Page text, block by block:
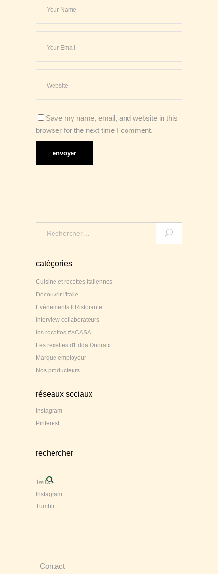
Save my name, email, and website in this
browser for the next time I comment.
catégories
Cuisine et recettes italiennes
Découvrir l'Italie
Evènements Il Ristorante
Interview collaborateurs
les recettes #ACASA
Les recettes d'Edda Onorato
Marque employeur
Nos producteurs
réseaux sociaux
Instagram
Pinterest
rechercher
Twitter
Instagram
Tumblr
Contact